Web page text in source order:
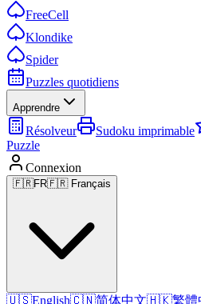
FreeCell
Klondike
Spider
Puzzles quotidiens
Apprendre
Résolveur Sudoku imprimable
Puzzle
Connexion
🇫🇷FR🇫🇷 Français
🇺🇸English🇨🇳简体中文🇭🇰繁體